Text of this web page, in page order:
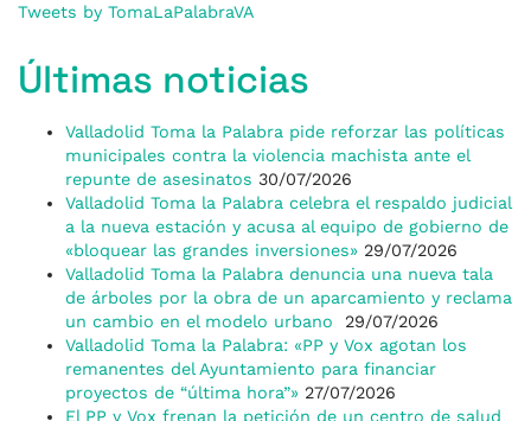
Tweets by TomaLaPalabraVA
Últimas noticias
Valladolid Toma la Palabra pide reforzar las políticas
municipales contra la violencia machista ante el
repunte de asesinatos 30/07/2026
Valladolid Toma la Palabra celebra el respaldo judicial
a la nueva estación y acusa al equipo de gobierno de
«bloquear las grandes inversiones» 29/07/2026
Valladolid Toma la Palabra denuncia una nueva tala
de árboles por la obra de un aparcamiento y reclama
un cambio en el modelo urbano
29/07/2026
Valladolid Toma la Palabra: «PP y Vox agotan los
remanentes del Ayuntamiento para financiar
proyectos de “última hora”» 27/07/2026
El PP y Vox frenan la petición de un centro de salud